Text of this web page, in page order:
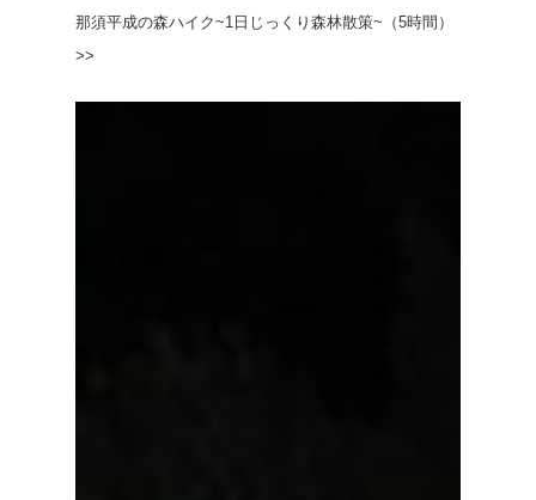
那須平成の森ハイク~1日じっくり森林散策~（5時間）
>>